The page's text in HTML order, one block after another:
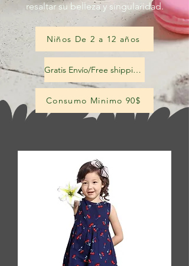
resaltar su belleza y singularidad.
Niños De 2 a 12 años
Gratis Envío/Free shipping
Consumo Minimo 90$